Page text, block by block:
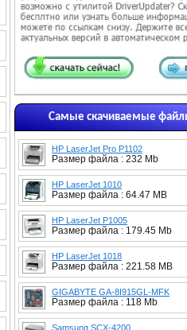
Самые скачиваемые
HP LaserJet Pro P1102
Размер файла : 232 Mb
HP LaserJet 1010
Размер файла : 64.47 MB
HP LaserJet P1005
Размер файла : 179.45 Mb
HP LaserJet 1018
Размер файла : 221.58 MB
GIGABYTE GA-8I915GL-MFK
Размер файла : 118 Mb
Samsung SCX-4200